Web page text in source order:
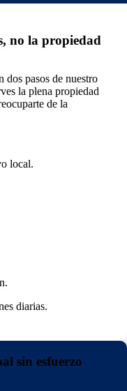
no la propiedad
dos pasos de nuestro
la plena propiedad
de la
local.
diarias.
sin esfuerzo